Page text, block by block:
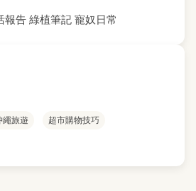
報告 綠植筆記 寵奴日常
繩旅遊 超市購物技巧